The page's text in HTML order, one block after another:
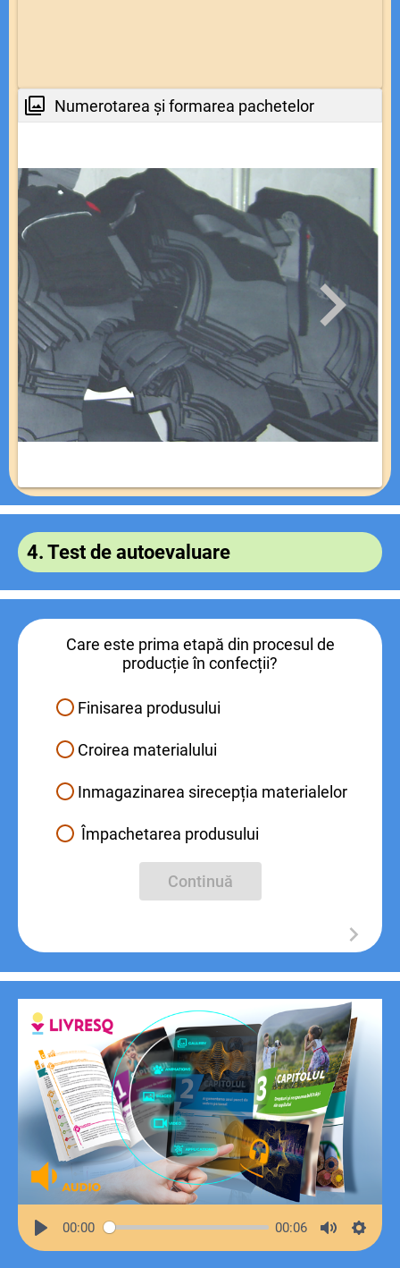
Numerotarea și formarea pachetelor
4. Test de autoevaluare
Care este prima etapă din procesul de
producție în confecții?
Finisarea produsului
Croirea materialului
Inmagazinarea sirecepția materialelor
Împachetarea produsului
Continuă
00:00 00:06